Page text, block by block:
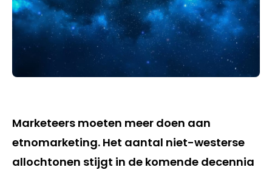
Marketeers moeten meer doen aan
etnomarketing. Het aantal niet-westerse
allochtonen stijgt in de komende decennia